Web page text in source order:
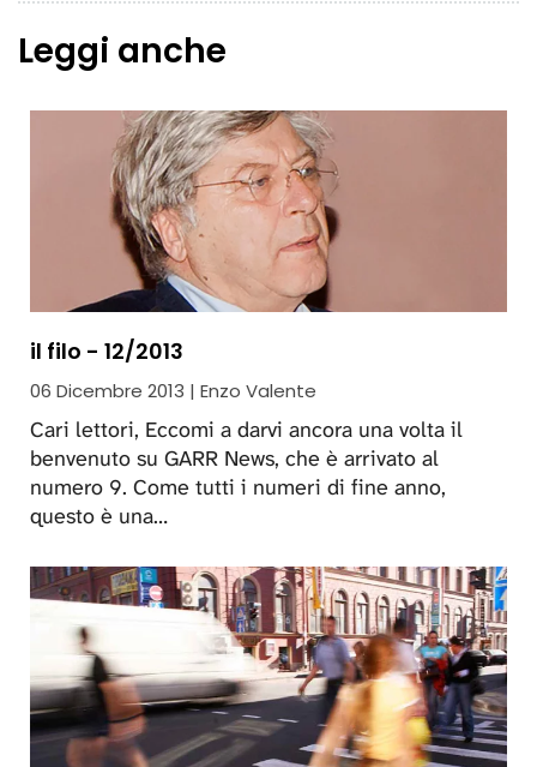
Leggi anche
il filo - 12/2013
06 Dicembre 2013 | Enzo Valente
Cari lettori, Eccomi a darvi ancora una volta il
benvenuto su GARR News, che è arrivato al
numero 9. Come tutti i numeri di fine anno,
questo è una…